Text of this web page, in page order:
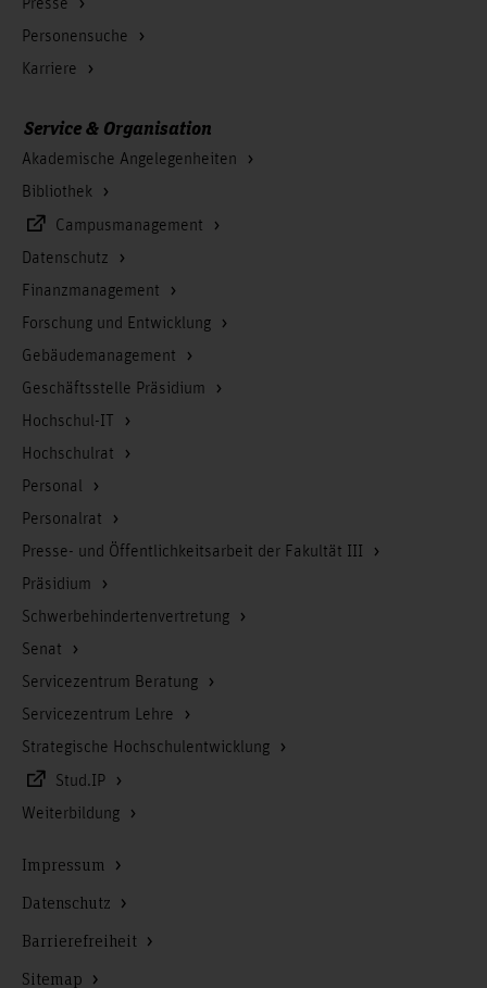
Presse
Personensuche
Karriere
Service & Organisation
Akademische Angelegenheiten
Bibliothek
Campusmanagement
Datenschutz
Finanzmanagement
Forschung und Entwicklung
Gebäudemanagement
Geschäftsstelle Präsidium
Hochschul-IT
Hochschulrat
Personal
Personalrat
Presse- und Öffentlichkeitsarbeit der Fakultät III
Präsidium
Schwerbehindertenvertretung
Senat
Servicezentrum Beratung
Servicezentrum Lehre
Strategische Hochschulentwicklung
Stud.IP
Weiterbildung
Impressum
Datenschutz
Barrierefreiheit
Sitemap